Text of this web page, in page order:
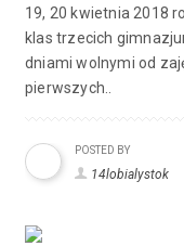
19, 20 kwietnia 2018
klas trzecich
dniami wolnymi od
pierwszych..
POSTED BY
14lobialystok